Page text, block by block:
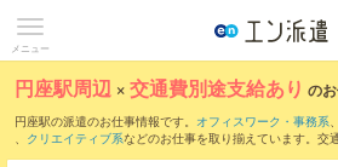
メニュー
円座駅周辺 ×交通費別途支給あり の
円座駅の派遣のお仕事情報です。 オフィスワーク・事務系、
、 クリエイティブ系などのお仕事を取り揃えています。交